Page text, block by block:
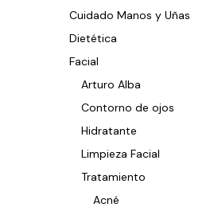
Cuidado Manos y Uñas
Dietética
Facial
Arturo Alba
Contorno de ojos
Hidratante
Limpieza Facial
Tratamiento
Acné